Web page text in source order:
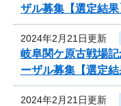
ザル募集【選定結果
2024年2月21日更新
岐阜関ケ原古戦場
ーザル募集【選定結
2024年2月21日更新